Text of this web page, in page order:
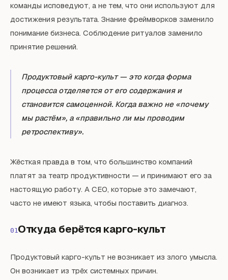
команды исповедуют, а не тем, что они используют для
достижения результата. Знание фреймворков заменило
понимание бизнеса. Соблюдение ритуалов заменило
принятие решений.
Продуктовый карго-культ — это когда форма
процесса отделяется от его содержания и
становится самоценной. Когда важно не «почему
мы растём», а «правильно ли мы проводим
ретроспективу».
Жёсткая правда в том, что большинство компаний
платят за театр продуктивности — и принимают его за
настоящую работу. А CEO, которые это замечают,
часто не имеют языка, чтобы поставить диагноз.
01Откуда берётся карго-культ
Продуктовый карго-культ не возникает из злого умысла.
Он возникает из трёх системных причин.